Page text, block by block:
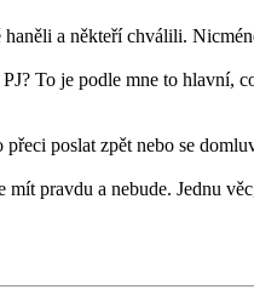
a někteří chválili.
To je podle mne to
poslat zpět nebo se
pravdu a nebude. Jednu